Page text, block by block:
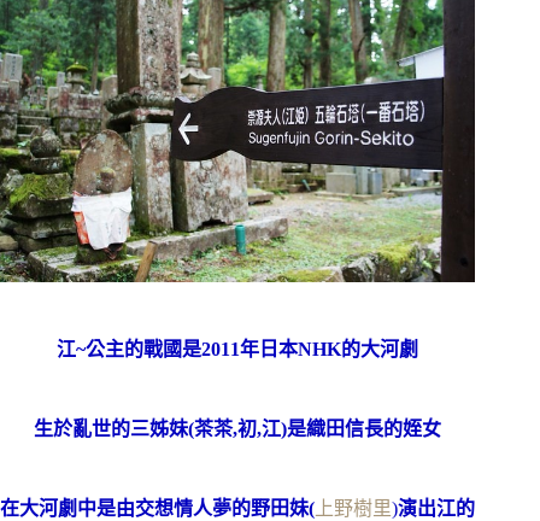
江~公主的戰國是2011年日本NHK的大河劇
生於亂世的三姊妹(茶茶,初,江)是織田信長的姪女
在大河劇中是由交想情人夢的野田妹( 上野樹里)演出江的